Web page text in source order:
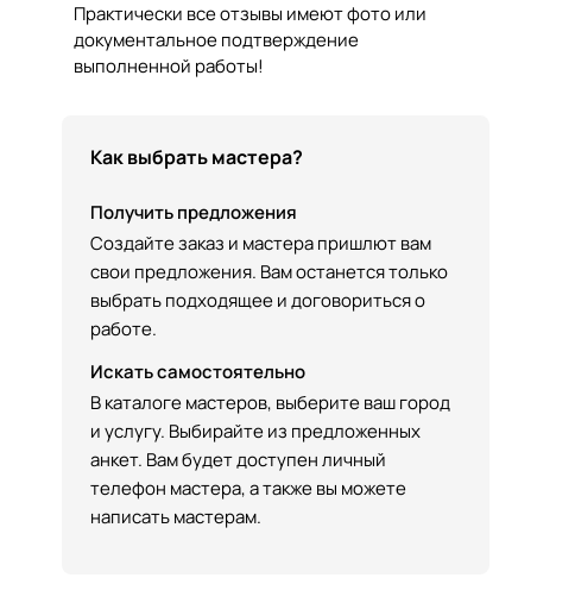
Практически все отзывы имеют фото или
документальное подтверждение
выполненной работы!
Как выбрать мастера?
Получить предложения
Создайте заказ и мастера пришлют вам
свои предложения. Вам останется только
выбрать подходящее и договориться о
работе.
Искать самостоятельно
В каталоге мастеров, выберите ваш город
и услугу. Выбирайте из предложенных
анкет. Вам будет доступен личный
телефон мастера, а также вы можете
написать мастерам.